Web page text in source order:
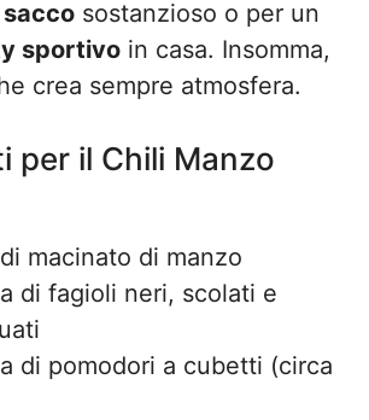
sostanzioso o per un
sportivo in casa. Insomma,
crea sempre atmosfera.
per il Chili Manzo
macinato di manzo
di fagioli neri, scolati e
di pomodori a cubetti (circa